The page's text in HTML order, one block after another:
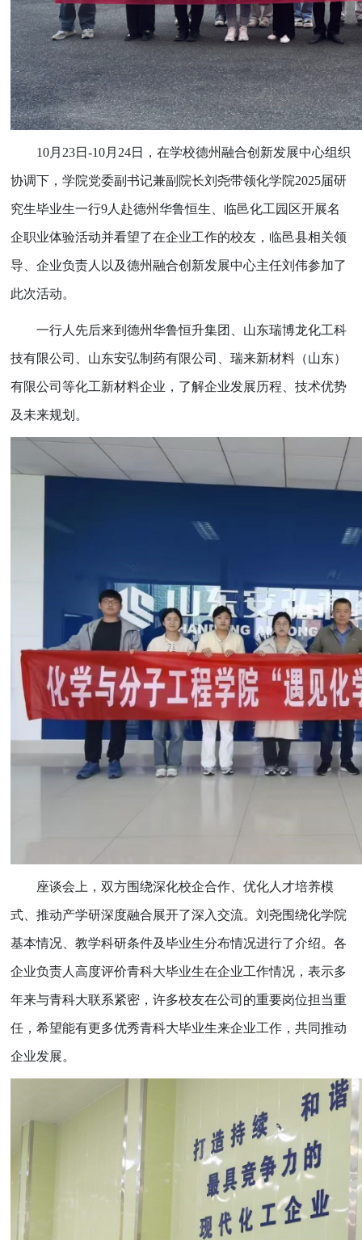
10月 23日 -10月 24日，在学校德州融合创新发展中心组织
协调下，学院党委副书记兼副院长刘尧带领化学院2025届研
究生毕业生一行9人赴德州华鲁恒生、临邑化工园区开展名
企职业体验活动并看望了在企业工作的校友，临邑县相关领
导、企业负责人以及德州融合创新发展中心主任刘伟参加了
此次活动。
一行人先后来到德州华鲁恒升集团、山东瑞博龙化工科
技有限公司、山东安弘制药有限公司、瑞来新材料（山东）
有限公司等化工新材料企业，了解企业发展历程、技术优势
及未来规划。
座谈会上，双方围绕深化校企合作、优化人才培养模
式、推动产学研深度融合展开了深入交流。刘尧围绕化学院
基本情况、教学科研条件及毕业生分布情况进行了介绍。各
企业负责人高度评价青科大毕业生在企业工作情况，表示多
年来与青科大联系紧密，许多校友在公司的重要岗位担当重
任，希望能有更多优秀青科大毕业生来企业工作，共同推动
企业发展。